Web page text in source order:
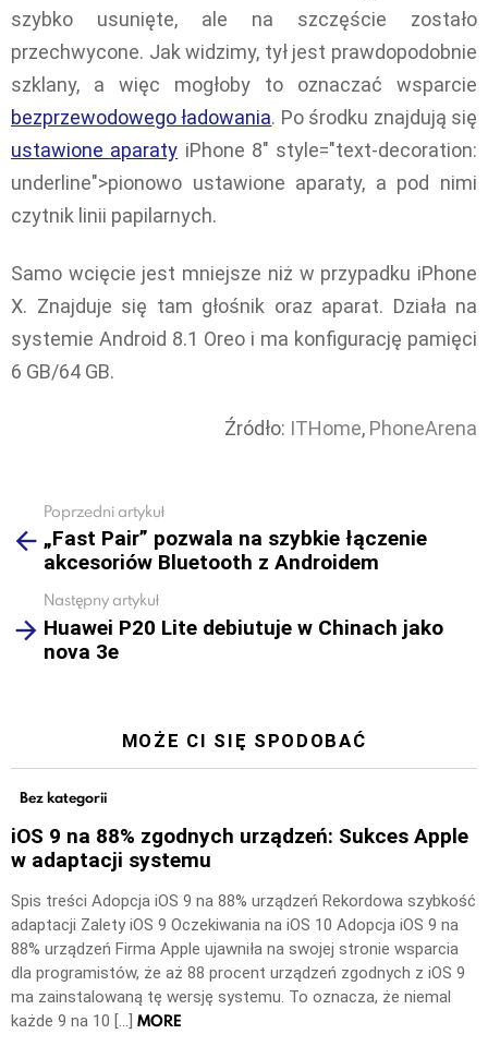
szybko usunięte, ale na szczęście zostało
przechwycone. Jak widzimy, tył jest prawdopodobnie
szklany, a więc mogłoby to oznaczać wsparcie
bezprzewodowego ładowania. Po środku znajdują się
ustawione aparaty iPhone 8" style="text-decoration:
underline">pionowo ustawione aparaty, a pod nimi
czytnik linii papilarnych.
Samo wcięcie jest mniejsze niż w przypadku iPhone
X. Znajduje się tam głośnik oraz aparat. Działa na
systemie Android 8.1 Oreo i ma konfigurację pamięci
6 GB/64 GB.
Źródło: ITHome, PhoneArena
more
Poprzedni artykuł
„Fast Pair” pozwala na szybkie łączenie
akcesoriów Bluetooth z Androidem
Następny artykuł
Huawei P20 Lite debiutuje w Chinach jako
nova 3e
MOŻE CI SIĘ SPODOBAĆ
Bez kategorii
iOS 9 na 88% zgodnych urządzeń: Sukces Apple
w adaptacji systemu
Spis treści Adopcja iOS 9 na 88% urządzeń Rekordowa szybkość
adaptacji Zalety iOS 9 Oczekiwania na iOS 10 Adopcja iOS 9 na
88% urządzeń Firma Apple ujawniła na swojej stronie wsparcia
dla programistów, że aż 88 procent urządzeń zgodnych z iOS 9
ma zainstalowaną tę wersję systemu. To oznacza, że niemal
każde 9 na 10 […] MORE